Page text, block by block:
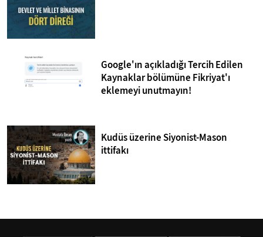
Google'ın açıkladığı Tercih Edilen
Kaynaklar bölümüne Fikriyat'ı
eklemeyi unutmayın!
Kudüs üzerine Siyonist-Mason
ittifakı